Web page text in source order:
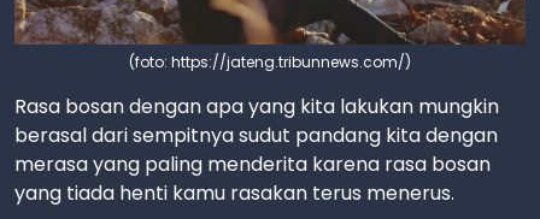
(foto: https://jateng.tribunnews.com/)
Rasa bosan dengan apa yang kita lakukan mungkin
berasal dari sempitnya sudut pandang kita dengan
merasa yang paling menderita karena rasa bosan
yang tiada henti kamu rasakan terus menerus.